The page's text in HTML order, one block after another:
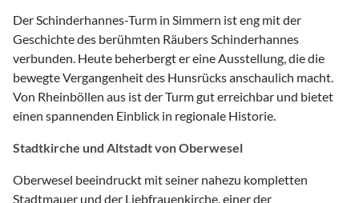
Der Schinderhannes-Turm in Simmern ist eng mit der
Geschichte des berühmten Räubers Schinderhannes
verbunden. Heute beherbergt er eine Ausstellung, die die
bewegte Vergangenheit des Hunsrücks anschaulich macht.
Von Rheinböllen aus ist der Turm gut erreichbar und bietet
einen spannenden Einblick in regionale Historie.
Stadtkirche und Altstadt von Oberwesel
Oberwesel beeindruckt mit seiner nahezu kompletten
Stadtmauer und der Liebfrauenkirche, einer der